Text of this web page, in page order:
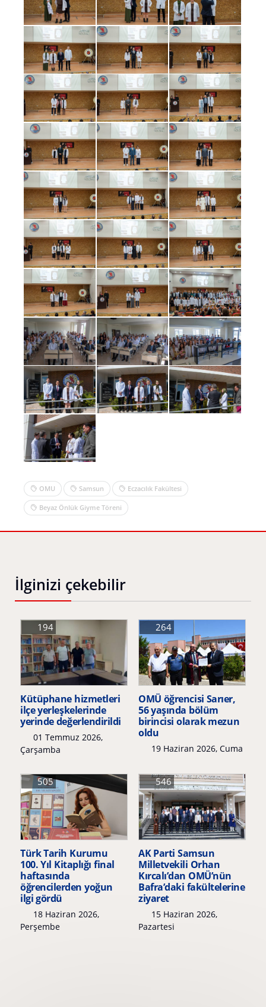
OMU Samsun Eczacılık Fakültesi
Beyaz Önlük Giyme Töreni
İlginizi çekebilir
Kütüphane hizmetleri
ilçe yerleşkelerinde
yerinde değerlendirildi
01 Temmuz 2026,
Çarşamba
194
OMÜ öğrencisi Sarıer,
56 yaşında bölüm
birincisi olarak mezun
oldu
19 Haziran 2026, Cuma
264
Türk Tarih Kurumu
100. Yıl Kitaplığı final
haftasında
öğrencilerden yoğun
ilgi gördü
18 Haziran 2026,
Perşembe
505
AK Parti Samsun
Milletvekili Orhan
Kırcalı’dan OMÜ’nün
Bafra’daki fakültelerine
ziyaret
15 Haziran 2026,
Pazartesi
546